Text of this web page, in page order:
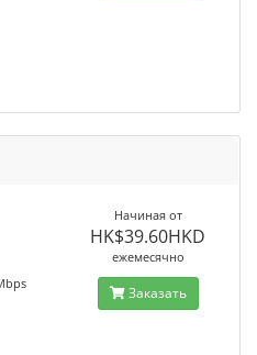
Начиная от
HK$39.60HKD
ежемесячно
Заказать